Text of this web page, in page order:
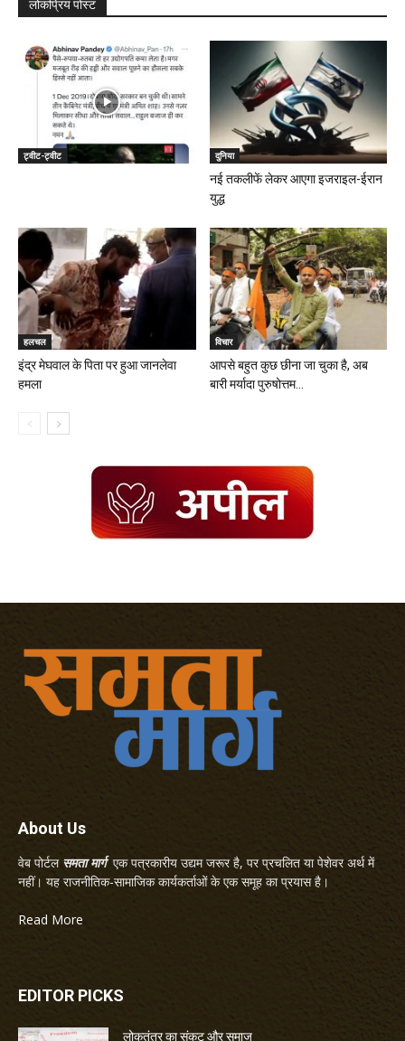
लोकप्रिय पोस्ट
ट्वीट-ट्वीट दुनिया
नई तकलीफें लेकर आएगा इजराइल-ईरान
युद्ध
हलचल
इंद्र मेघवाल के पिता पर हुआ जानलेवा
हमला
विचार
आपसे बहुत कुछ छीना जा चुका है, अब
बारी मर्यादा पुरुषोत्तम...
About Us
वेब पोर्टल समता मार्गएक पत्रकारीय उद्यम जरूर है, पर प्रचलित या पेशेवर अर्थ में
नहीं। यह राजनीतिक-सामाजिक कार्यकर्ताओं के एक समूह का प्रयास है।
Read More
EDITOR PICKS
लोकतंत्र का संकट और समाज